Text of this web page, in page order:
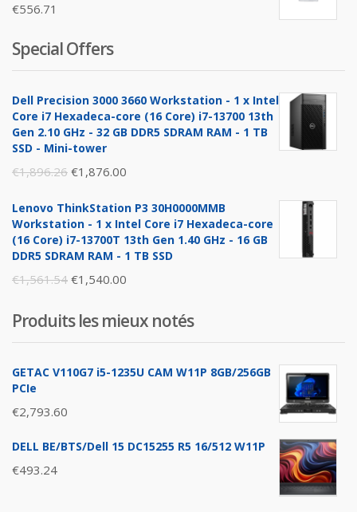
€556.71
Special Offers
Dell Precision 3000 3660 Workstation - 1 x Intel
Core i7 Hexadeca-core (16 Core) i7-13700 13th
Gen 2.10 GHz - 32 GB DDR5 SDRAM RAM - 1 TB
SSD - Mini-tower
€1,896.26 Original
was:
€1,896.26.
€1,876.00
is:
€1,876.00.
Lenovo ThinkStation P3 30H0000MMB
Workstation - 1 x Intel Core i7 Hexadeca-core
(16 Core) i7-13700T 13th Gen 1.40 GHz - 16 GB
DDR5 SDRAM RAM - 1 TB SSD
€1,561.54 Original
was:
€1,561.54.
€1,540.00
is:
€1,540.00.
Produits les mieux notés
GETAC V110G7 i5-1235U CAM W11P 8GB/256GB
PCIe
€2,793.60
DELL BE/BTS/Dell 15 DC15255 R5 16/512 W11P
€493.24